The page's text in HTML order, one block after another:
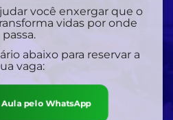
você enxergar que o
vidas por onde
passa.
abaixo para reservar a
vaga:
pelo WhatsApp